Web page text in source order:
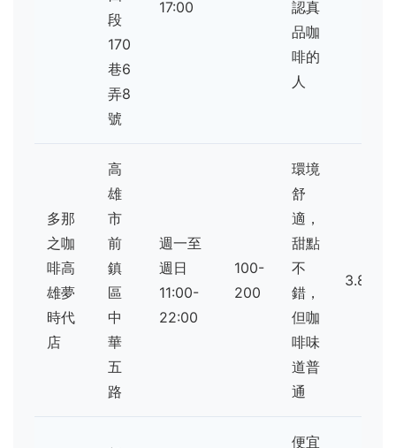
段
170
巷6
弄8
號
17:00
認真
品咖
啡的
人
多那
之咖
啡高
雄夢
時代
店
高
雄
市
前
鎮
區
中
華
五
路
週一至
週日
11:00-
22:00
100-
200
環境
舒
適，
甜點
不
錯，
但咖
啡味
道普
通
3.8
便宜